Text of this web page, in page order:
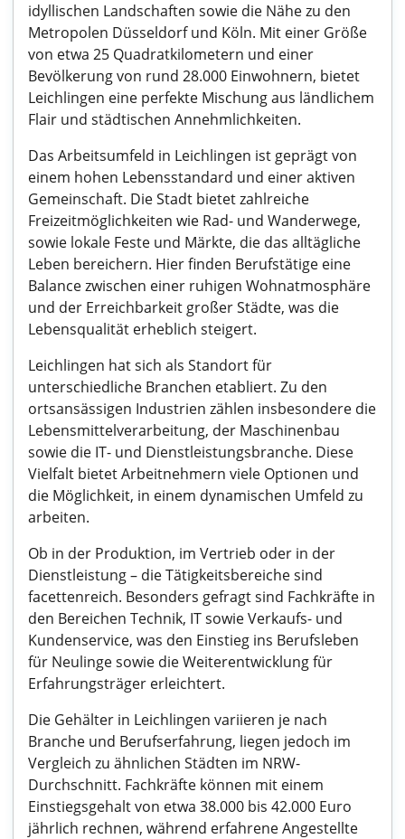
idyllischen Landschaften sowie die Nähe zu den
Metropolen Düsseldorf und Köln. Mit einer Größe
von etwa 25 Quadratkilometern und einer
Bevölkerung von rund 28.000 Einwohnern, bietet
Leichlingen eine perfekte Mischung aus ländlichem
Flair und städtischen Annehmlichkeiten.
Das Arbeitsumfeld in Leichlingen ist geprägt von
einem hohen Lebensstandard und einer aktiven
Gemeinschaft. Die Stadt bietet zahlreiche
Freizeitmöglichkeiten wie Rad- und Wanderwege,
sowie lokale Feste und Märkte, die das alltägliche
Leben bereichern. Hier finden Berufstätige eine
Balance zwischen einer ruhigen Wohnatmosphäre
und der Erreichbarkeit großer Städte, was die
Lebensqualität erheblich steigert.
Leichlingen hat sich als Standort für
unterschiedliche Branchen etabliert. Zu den
ortsansässigen Industrien zählen insbesondere die
Lebensmittelverarbeitung, der Maschinenbau
sowie die IT- und Dienstleistungsbranche. Diese
Vielfalt bietet Arbeitnehmern viele Optionen und
die Möglichkeit, in einem dynamischen Umfeld zu
arbeiten.
Ob in der Produktion, im Vertrieb oder in der
Dienstleistung – die Tätigkeitsbereiche sind
facettenreich. Besonders gefragt sind Fachkräfte in
den Bereichen Technik, IT sowie Verkaufs- und
Kundenservice, was den Einstieg ins Berufsleben
für Neulinge sowie die Weiterentwicklung für
Erfahrungsträger erleichtert.
Die Gehälter in Leichlingen variieren je nach
Branche und Berufserfahrung, liegen jedoch im
Vergleich zu ähnlichen Städten im NRW-
Durchschnitt. Fachkräfte können mit einem
Einstiegsgehalt von etwa 38.000 bis 42.000 Euro
jährlich rechnen, während erfahrene Angestellte